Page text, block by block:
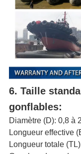
6. Taille
gonflables:
Diamètre (D): 0,8 à
Longueur effective
Longueur totale